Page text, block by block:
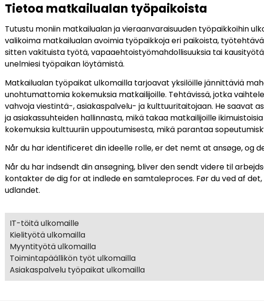
Tietoa matkailualan työpaikoista
Tutustu moniin matkailualan ja vieraanvaraisuuden työpaikkoihin
valikoima matkailualan avoimia työpaikkoja eri paikoista,
sitten vakituista työtä, vapaaehtoistyömahdollisuuksia tai
unelmiesi työpaikan löytämistä.
Matkailualan työpaikat ulkomailla tarjoavat yksilöille jännittäviä
unohtumattomia kokemuksia matkailijoille. Tehtävissä, jotka
vahvoja viestintä-, asiakaspalvelu- ja kulttuuritaitojaan. He saavat
ja asiakassuhteiden hallinnasta, mikä takaa matkailijoille
kokemuksia kulttuuriin uppoutumisesta, mikä parantaa
Når du har identificeret din ideelle rolle, er det nemt at ansøge, og
Når du har indsendt din ansøgning, bliver den sendt videre til
kontakter de dig for at indlede en samtaleproces. Før du ved af
udlandet.
IT-töitä ulkomaille
Kielityötä ulkomailla
Myyntityötä ulkomailla
Toimintapäällikön työt ulkomailla
Asiakaspalvelu työpaikat ulkomailla